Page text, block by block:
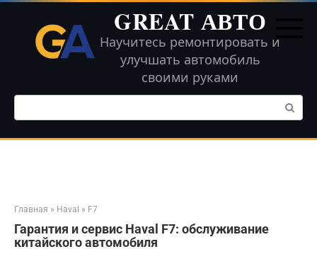
Перейти
контенту
GREAT АВТО
Научитесь ремонтировать и
улучшать автомобиль
своими руками
Поиск:
Главная » Haval » F7
Гарантия и сервис Haval F7: обслуживание
китайского автомобиля